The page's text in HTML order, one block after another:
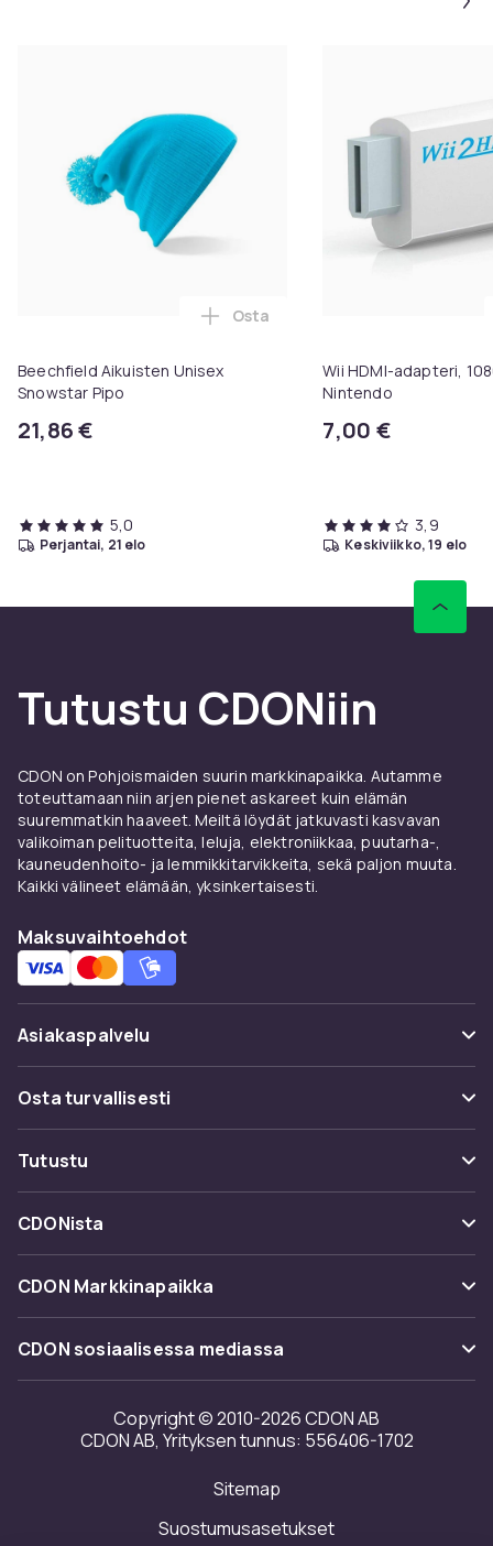
Beechfield Aikuisten Unisex
Snowstar Pipo
21,86 €
Lisää Beechfield Aikuisten
Osta
5,0
perjantai, 21 elo
Wii HDMI-adapteri,
Nintendo
7,00 €
3,9
keskiviikko, 19 elo
Tutustu CDONiin
CDON on Pohjoismaiden suurin markkinapaikka. Autamme
toteuttamaan niin arjen pienet askareet kuin elämän
suuremmatkin haaveet. Meiltä löydät jatkuvasti kasvavan
valikoiman pelituotteita, leluja, elektroniikkaa, puutarha-,
kauneudenhoito- ja lemmikkitarvikkeita, sekä paljon muuta.
Kaikki välineet elämään, yksinkertaisesti.
Maksuvaihtoehdot
Asiakaspalvelu
Usein kysyttyä (UKK)
Seuraa pakettia
Ota yhteyttä
Osta turvallisesti
Maksuvaihtoehdot
Toimitus
Takaisinvedot
Tutustu
Kategoriat
Tuotemerkit
CDONista
Tietoa meistä
Asiakasarvionnit
Investor relations
Saavutettavuusseloste
CDON Markkinapaikka
Merchant Help Center
CDON sosiaalisessa mediassa
Copyright © 2010-2026 CDON AB
CDON AB, Yrityksen tunnus: 556406-1702
Sitemap
Suostumusasetukset